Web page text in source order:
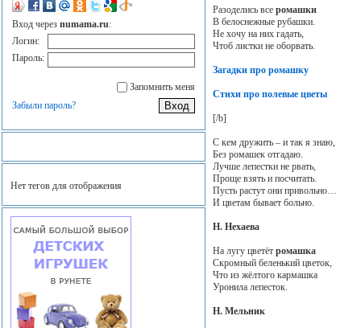
Вход через numama.ru:
Логин:
Пароль:
Запомнить меня
Забыли пароль?
Нет тегов для отображения
Разоделись все ромашки
В белоснежные рубашки.
Не хочу на них гадать,
Чтоб листки не оборвать.
Загадки про ромашку
Стихи про полевые цветы
[/b]
С кем дружить – и так я знаю,
Без ромашек отгадаю.
Лучше лепестки не рвать,
Проще взять и посчитать.
Пусть растут они привольно…
И цветам бывает больно.
Н. Нехаева
На лугу цветёт ромашка
Скромный беленький цветок,
Что из жёлтого кармашка
Уронила лепесток.
Н. Мельник